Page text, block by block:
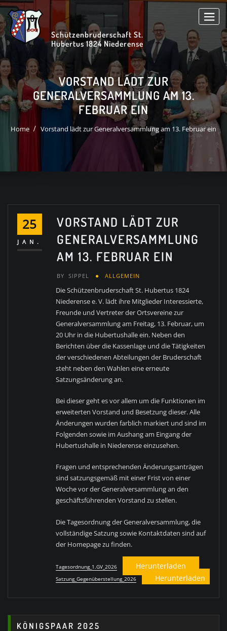
Skip
to
content
Schützenbruderschaft St.
Hubertus 1824 Niederense
VORSTAND LÄDT ZUR
GENERALVERSAMMLUNG AM 13.
FEBRUAR EIN
Home Vorstand lädt zur Generalversammlung am 13. Februar ein
25
JAN.
VORSTAND LÄDT ZUR
GENERALVERSAMMLUNG
AM 13. FEBRUAR EIN
BY SIPPEL ALLGEMEIN
Die Schützenbruderschaft St. Hubertus 1824
Niederense e. V. lädt ihre Mitglieder Interessierte,
Freunde und Vertreter der Ortsvereine zur
Generalversammlung am Freitag, 13. Februar, um
20 Uhr in die Hubertushalle ein. Neben den
Berichten über die Kassenlage und die Tätigkeiten
der verschiedenen Abteilungen der Bruderschaft
steht neben den Wahlen eine erneute
Satzungsänderung an.
Bei dieser geht es vor allem um die Funktionen im
erweiterten Vorstand und Besetzung dieser. Alle
Änderungen wurden farblich markiert und sind im
Folgenden sowie im Aushang am Eingang der
Hubertushalle in Niederense einzusehen.
Fragen und entsprechenden Änderungsanträgen
sind satzungsgemäß mit einer Frist von einer
Woche vor der Generalversammlung an den
geschäftsführenden Vorstand zu stellen.
Die Tagesordnung der Generalversammlung, die
vollständige Satzung sowie Kontaktdaten sind auf
der Homepage zu finden.
Tagesordnung_1.GV_2026 Herunterladen
Satzung_Gegenüberstellung_2026 Herunterladen
KÖNIGSPAAR 2025